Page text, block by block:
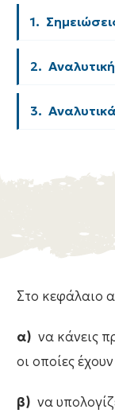
1.
2.
3.
Στο κεφάλαιο
α) να κάνεις
οι οποίες
β) να